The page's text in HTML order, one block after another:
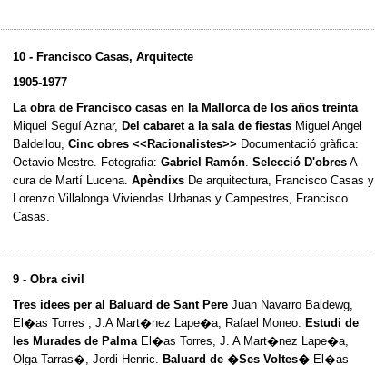
10 - Francisco Casas, Arquitecte
1905-1977
La obra de Francisco casas en la Mallorca de los años treinta
Miquel Seguí Aznar, Del cabaret a la sala de fiestas Miguel Angel
Baldellou, Cinc obres <<Racionalistes>> Documentació gràfica:
Octavio Mestre. Fotografia: Gabriel Ramón. Selecció D'obres A
cura de Martí Lucena. Apèndixs De arquitectura, Francisco Casas y
Lorenzo Villalonga.Viviendas Urbanas y Campestres, Francisco
Casas.
9 - Obra civil
Tres idees per al Baluard de Sant Pere Juan Navarro Baldewg,
El�as Torres , J.A Mart�nez Lape�a, Rafael Moneo. Estudi de
les Murades de PalmaEl�as Torres, J. A Mart�nez Lape�a,
Olga Tarras�, Jordi Henric. Baluard de �Ses Voltes� El�as